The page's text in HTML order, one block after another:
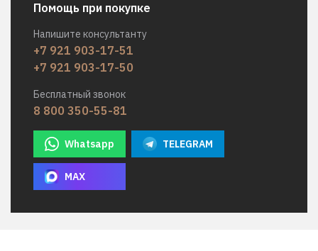
Помощь при покупке
Напишите консультанту
+7 921 903-17-51
+7 921 903-17-50
Бесплатный звонок
8 800 350-55-81
Whatsapp TELEGRAM
MAX